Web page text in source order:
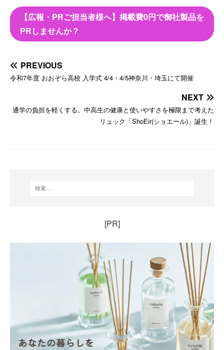
【広報・PRご担当者様へ】掲載費0円で御社製品を
PRしませんか？
PREVIOUS
令和7年度 おおぞら高校 入学式 4/4・4/5神奈川・埼玉にて開催
NEXT
通学の負担を軽くする。中高生の健康と使いやすさを極限まで考えた
リュック「ShoEir(ショエール)」誕生！
[PR]